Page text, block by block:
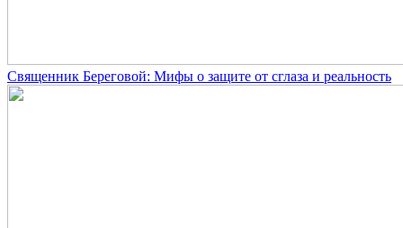
Священник Береговой: Мифы о защите от сглаза и реальность